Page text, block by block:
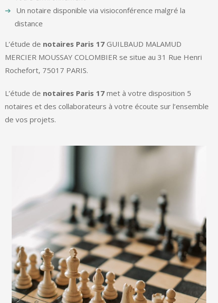
Un notaire disponible via visioconférence malgré la
distance
L’étude de notaires Paris 17 GUILBAUD MALAMUD
MERCIER MOUSSAY COLOMBIER se situe au 31 Rue Henri
Rochefort, 75017 PARIS.
L’étude de notaires Paris 17 met à votre disposition 5
notaires et des collaborateurs à votre écoute sur l’ensemble
de vos projets.